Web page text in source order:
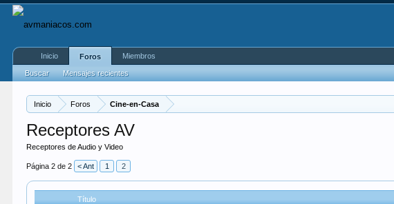
Inicio Foros Cine-en-Casa
Receptores AV
Receptores de Audio y Video
Página 2 de 2 < Ant 1 2
Título
Inicio
Foros
Buscar
Mensajes recientes
Miembros